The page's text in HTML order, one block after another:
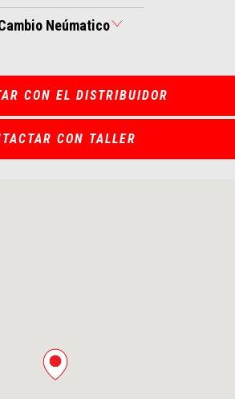
Neúmatico
CON EL DISTRIBUIDOR
CON TALLER